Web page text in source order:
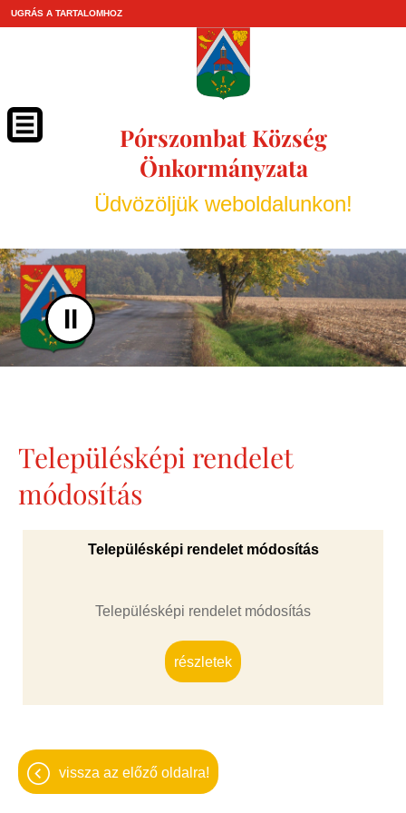
UGRÁS A TARTALOMHOZ
Pórszombat Község
Önkormányzata
Üdvözöljük weboldalunkon!
II
Településképi rendelet
módosítás
Településképi rendelet módosítás
Településképi rendelet módosítás
részletek
vissza az előző oldalra!